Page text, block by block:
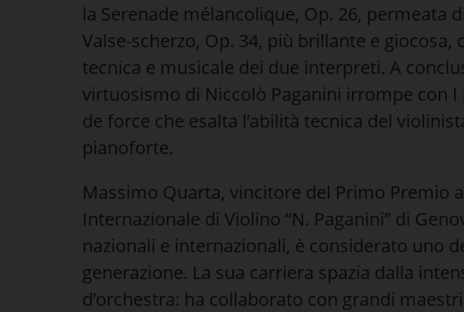
la Serenade mélancolique, Op. 26, permeata
Valse-scherzo, Op. 34, più brillante e
tecnica e musicale dei due interpreti. A
virtuosismo di Niccolò Paganini irrompe con
de force che esalta l’abilità tecnica del
pianoforte.
Massimo Quarta, vincitore del Primo Premio
Internazionale di Violino “N. Paganini” di
nazionali e internazionali, è considerato uno
generazione. La sua carriera spazia dalla
d’orchestra: ha collaborato con grandi